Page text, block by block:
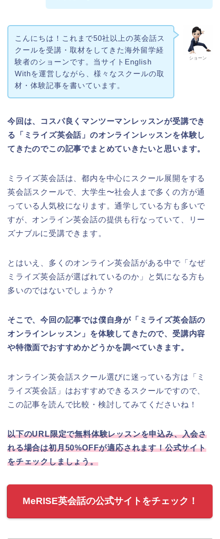
ショーン
こんにちは！これまで50社以上の英会話ス
クールを受講・取材をしてきた海外留学経
験者のショーンです。当サイトEnglish
Withを運営しながら、様々なスクールの取
材・体験記事を書いています。
今回は、コスパ良くマンツーマンレッスンが受講でき
る「ミライズ英会話」のオンラインレッスンを体験し
てきたのでこの記事でまとめていきたいと思います。
ミライズ英会話は、都内を中心にスクール展開をする
英会話スクールで、大学生〜社会人まで多くの方が通
っている人気校になります。通学している方も多いで
すが、オンライン英会話の提供も行なっていて、リー
ズナブルに受講できます。
とはいえ、多くのオンライン英会話がある中で「なぜ
ミライズ英会話が選ばれているのか」と気になる方も
多いのではないでしょうか？
そこで、今回の記事では僕自身が「ミライズ英会話の
オンラインレッスン」を体験してきたので、受講内容
や特徴面でおすすめかどうかを調べていきます。
オンライン英会話スクール選びに迷っている方は「ミ
ライズ英会話」はおすすめできるスクールですので、
この記事を読んで比較・検討してみてくださいね！
以下のURL限定で無料体験レッスンを申込み、入会さ
れる場合は初月50%OFFが適応されます！公式サイト
をチェックしましょう。
MeRISE英会話の公式サイトをチェック！